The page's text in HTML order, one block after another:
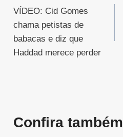
de
Post
VÍDEO: Cid Gomes
chama petistas de
babacas e diz que
Haddad merece perder
Confira também